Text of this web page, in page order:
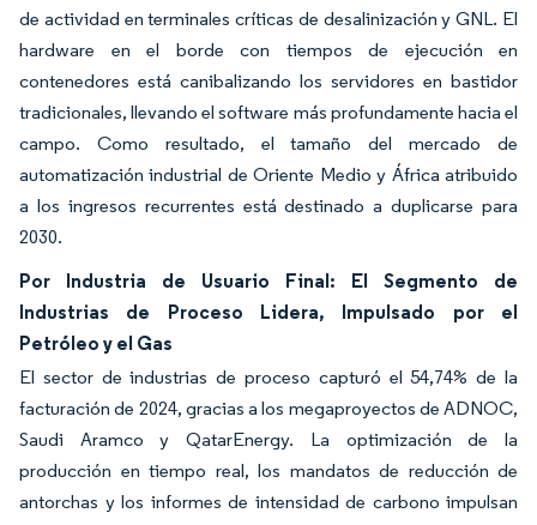
de actividad en terminales críticas de desalinización y GNL. El
hardware en el borde con tiempos de ejecución en
contenedores está canibalizando los servidores en bastidor
tradicionales, llevando el software más profundamente hacia el
campo. Como resultado, el tamaño del mercado de
automatización industrial de Oriente Medio y África atribuido
a los ingresos recurrentes está destinado a duplicarse para
2030.
Por Industria de Usuario Final: El Segmento de
Industrias de Proceso Lidera, Impulsado por el
Petróleo y el Gas
El sector de industrias de proceso capturó el 54,74% de la
facturación de 2024, gracias a los megaproyectos de ADNOC,
Saudi Aramco y QatarEnergy. La optimización de la
producción en tiempo real, los mandatos de reducción de
antorchas y los informes de intensidad de carbono impulsan